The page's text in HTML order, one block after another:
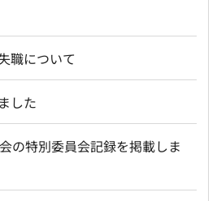
職について
した
の特別委員会記録を掲載しま